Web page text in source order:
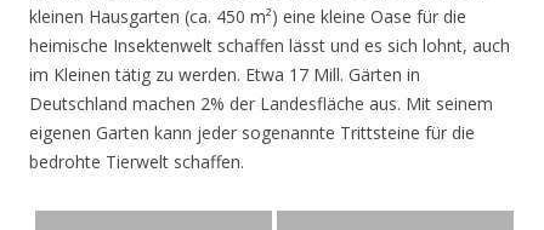
kleinen Hausgarten (ca. 450 m²) eine kleine Oase für die
heimische Insektenwelt schaffen lässt und es sich lohnt, auch
im Kleinen tätig zu werden. Etwa 17 Mill. Gärten in
Deutschland machen 2% der Landesfläche aus. Mit seinem
eigenen Garten kann jeder sogenannte Trittsteine für die
bedrohte Tierwelt schaffen.